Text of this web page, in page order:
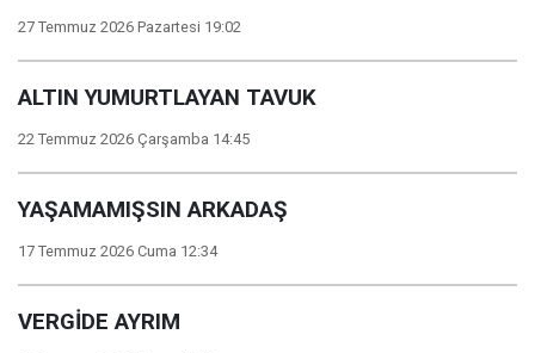
27 Temmuz 2026 Pazartesi 19:02
ALTIN YUMURTLAYAN TAVUK
22 Temmuz 2026 Çarşamba 14:45
YAŞAMAMIŞSIN ARKADAŞ
17 Temmuz 2026 Cuma 12:34
VERGİDE AYRIM